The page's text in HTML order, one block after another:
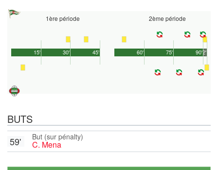
1ère période
45'
15' 30'
2ème période
90'
60' 75' 2'
BUTS
But (sur pénalty)
C. Mena
59'